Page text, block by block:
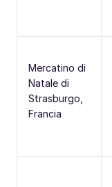
Mercatino di
Natale di
Strasburgo,
Francia